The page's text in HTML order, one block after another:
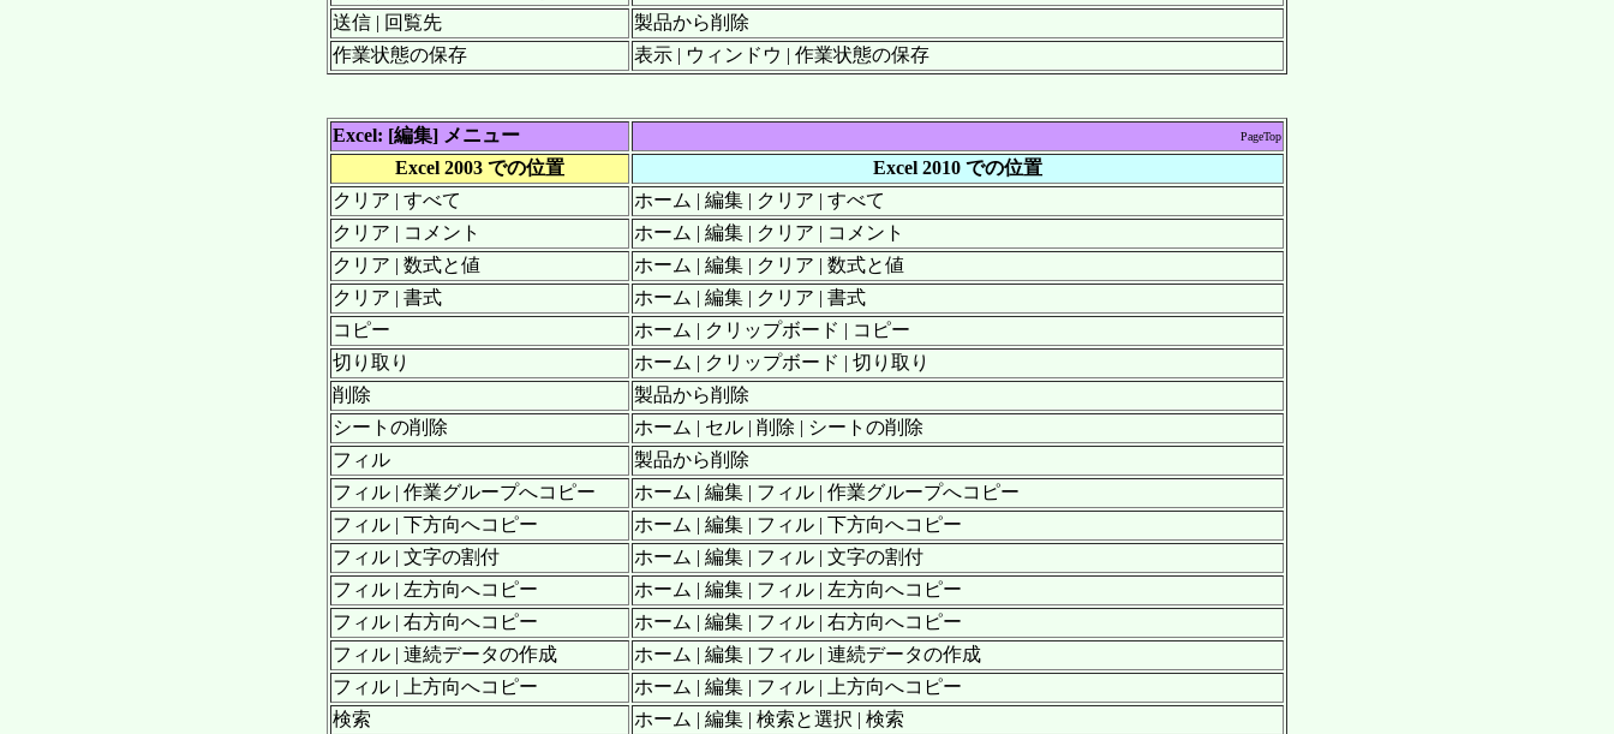
送信 | 回覧先
製品から削除
作業状態の保存
表示 | ウィンドウ | 作業状態の保存
Excel: [編集] メニュー PageTop
Excel 2003 での位置
Excel 2010 での位置
クリア | すべて
ホーム | 編集 | クリア | すべて
クリア | コメント
ホーム | 編集 | クリア | コメント
クリア | 数式と値
ホーム | 編集 | クリア | 数式と値
クリア | 書式
ホーム | 編集 | クリア | 書式
コピー
ホーム | クリップボード | コピー
切り取り
ホーム | クリップボード | 切り取り
削除
製品から削除
シートの削除
ホーム | セル | 削除 | シートの削除
フィル
製品から削除
フィル | 作業グループへコピー
ホーム | 編集 | フィル | 作業グループへコピー
フィル | 下方向へコピー
ホーム | 編集 | フィル | 下方向へコピー
フィル | 文字の割付
ホーム | 編集 | フィル | 文字の割付
フィル | 左方向へコピー
ホーム | 編集 | フィル | 左方向へコピー
フィル | 右方向へコピー
ホーム | 編集 | フィル | 右方向へコピー
フィル | 連続データの作成
ホーム | 編集 | フィル | 連続データの作成
フィル | 上方向へコピー
ホーム | 編集 | フィル | 上方向へコピー
検索
ホーム | 編集 | 検索と選択 | 検索